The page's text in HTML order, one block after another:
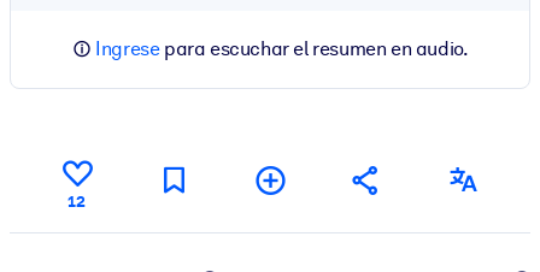
Ingresepara escuchar el resumen en audio.
12